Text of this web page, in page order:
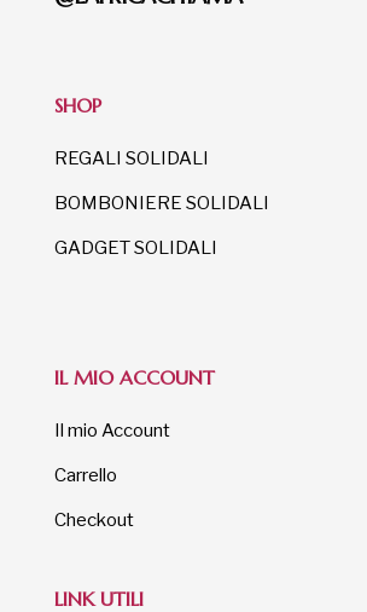
SHOP
REGALI SOLIDALI
BOMBONIERE SOLIDALI
GADGET SOLIDALI
IL MIO ACCOUNT
Il mio Account
Carrello
Checkout
LINK UTILI